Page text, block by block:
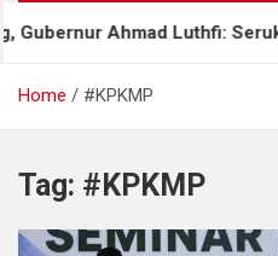
Ahmad Luthfi: Serukan
Home #KPKMP
Tag: #KPKMP